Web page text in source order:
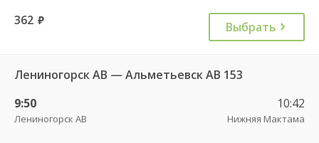
362 руб. Выбрать
Лениногорск АВ — Альметьевск АВ 153
9:50
Лениногорск АВ
10:42
Нижняя Мактама